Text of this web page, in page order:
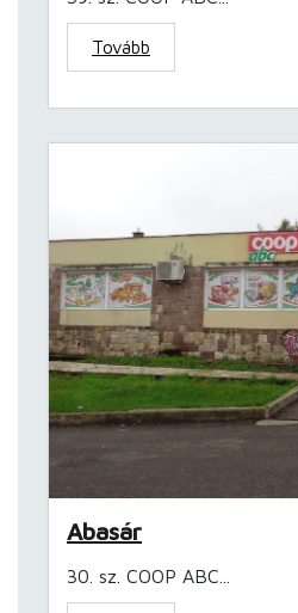
Tovább
Abasár
30. sz. COOP ABC...